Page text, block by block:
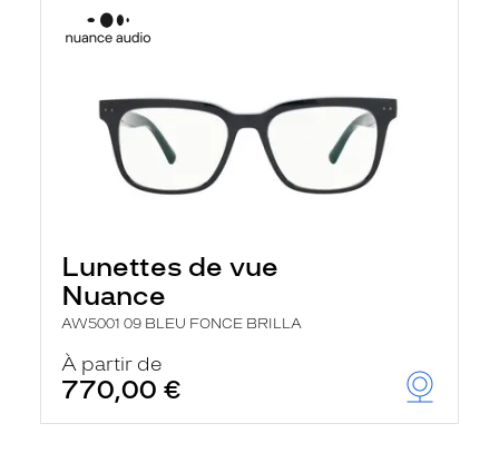
Lunettes de vue
Nuance
AW5001 09 BLEU FONCE BRILLA
À partir de
770,00 €